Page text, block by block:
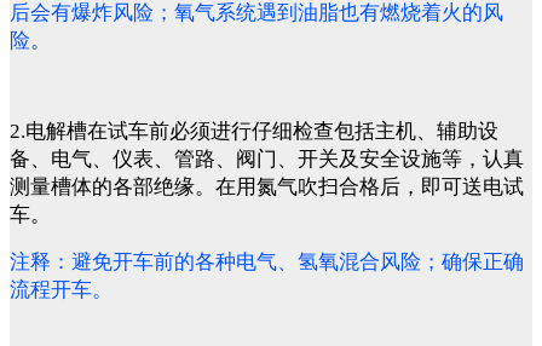
后会有爆炸风险；氧气系统遇到油脂也有燃烧着火的风
险。
2.电解槽在试车前必须进行仔细检查包括主机、辅助设
备、电气、仪表、管路、阀门、开关及安全设施等，认真
测量槽体的各部绝缘。在用氮气吹扫合格后，即可送电试
车。
注释：避免开车前的各种电气、氢氧混合风险；确保正确
流程开车。